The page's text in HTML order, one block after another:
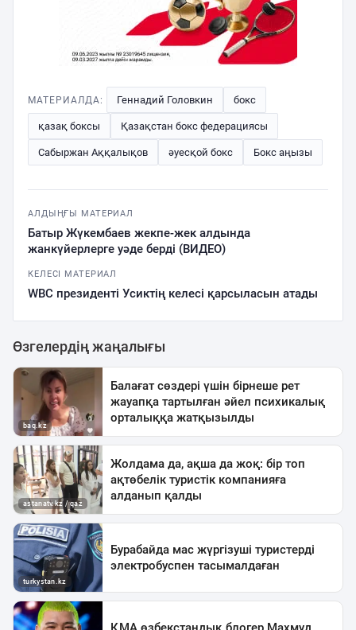
МАТЕРИАЛДА: Геннадий Головкин бокс
қазақ боксы Қазақстан бокс федерациясы
Сабыржан Аққалықов әуесқой бокс Бокс аңызы
АЛДЫҢҒЫ МАТЕРИАЛ
Батыр Жүкембаев жекпе-жек алдында
жанкүйерлерге уәде берді (ВИДЕО)
КЕЛЕСІ МАТЕРИАЛ
WBC президенті Усиктің келесі қарсыласын атады